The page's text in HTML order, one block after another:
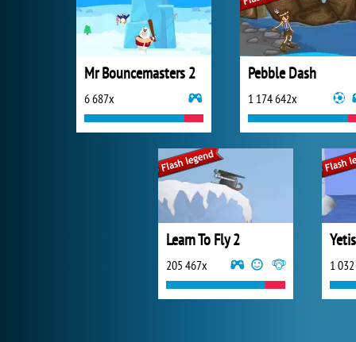
Mr Bouncemasters 2
6 687x
Pebble Dash
1 174 642x
Learn To Fly 2
205 467x 1